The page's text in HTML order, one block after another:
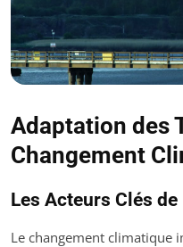
Adaptation des
Changement
Les Acteurs Clés
Le changement climatique